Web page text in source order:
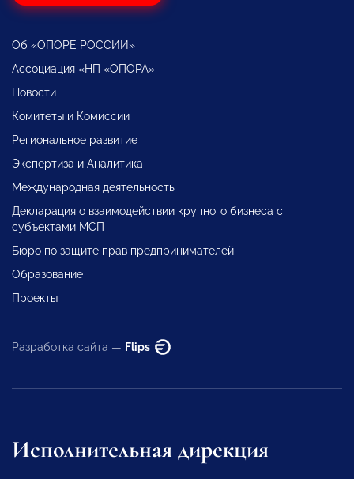
Об «ОПОРЕ РОССИИ»
Ассоциация «НП «ОПОРА»
Новости
Комитеты и Комиссии
Региональное развитие
Экспертиза и Аналитика
Международная деятельность
Декларация о взаимодействии крупного бизнеса с
субъектами МСП
Бюро по защите прав предпринимателей
Образование
Проекты
Разработка сайта — Flips
Исполнительная дирекция